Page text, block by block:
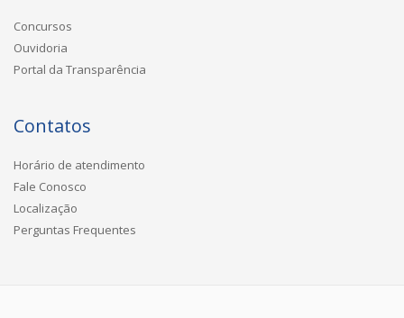
Concursos
Ouvidoria
Portal da Transparência
Contatos
Horário de atendimento
Fale Conosco
Localização
Perguntas Frequentes